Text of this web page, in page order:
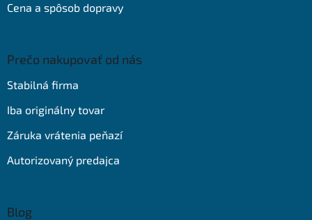
Cena a spôsob dopravy
Prečo nakupovať od nás
Stabilná firma
Iba originálny tovar
Záruka vrátenia peňazí
Autorizovaný predajca
Blog